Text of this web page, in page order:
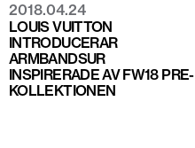
2018.04.24
LOUIS VUITTON
INTRODUCERAR
ARMBANDSUR
INSPIRERADE AV FW18 PRE-
KOLLEKTIONEN